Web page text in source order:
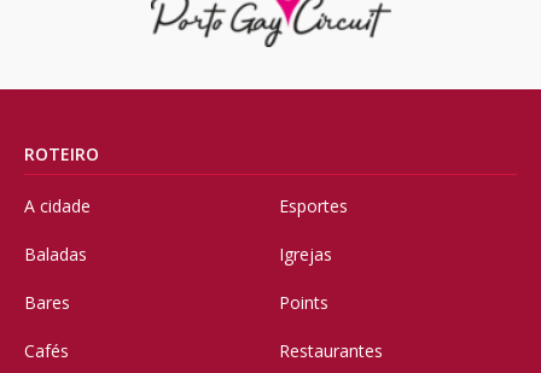
ROTEIRO
A cidade
Baladas
Bares
Cafés
Esportes
Igrejas
Points
Restaurantes